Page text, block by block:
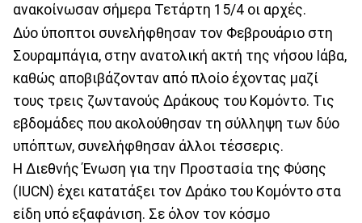
ανακοίνωσαν σήμερα Τετάρτη 15/4 οι αρχές.
Δύο ύποπτοι συνελήφθησαν τον Φεβρουάριο στη
Σουραμπάγια, στην ανατολική ακτή της νήσου Ιάβα,
καθώς αποβιβάζονταν από πλοίο έχοντας μαζί
τους τρεις ζωντανούς Δράκους του Κομόντο. Τις
εβδομάδες που ακολούθησαν τη σύλληψη των δύο
υπόπτων, συνελήφθησαν άλλοι τέσσερις.
Η Διεθνής Ένωση για την Προστασία της Φύσης
(IUCN) έχει κατατάξει τον Δράκο του Κομόντο στα
είδη υπό εξαφάνιση. Σε όλον τον κόσμο